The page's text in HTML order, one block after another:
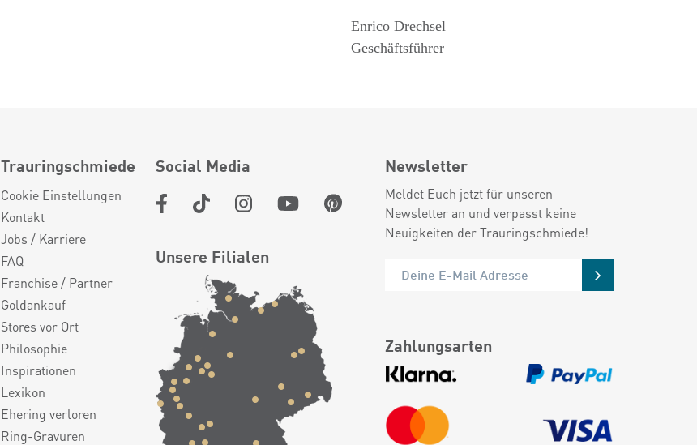
Enrico Drechsel
Geschäftsführer
Trauringschmiede
Cookie Einstellungen
Kontakt
Jobs / Karriere
FAQ
Franchise / Partner
Goldankauf
Stores vor Ort
Philosophie
Inspirationen
Lexikon
Ehering verloren
Ring-Gravuren
Social Media
Unsere Filialen
Newsletter
Meldet Euch jetzt für unseren
Newsletter an und verpasst keine
Neuigkeiten der Trauringschmiede!
Zahlungsarten